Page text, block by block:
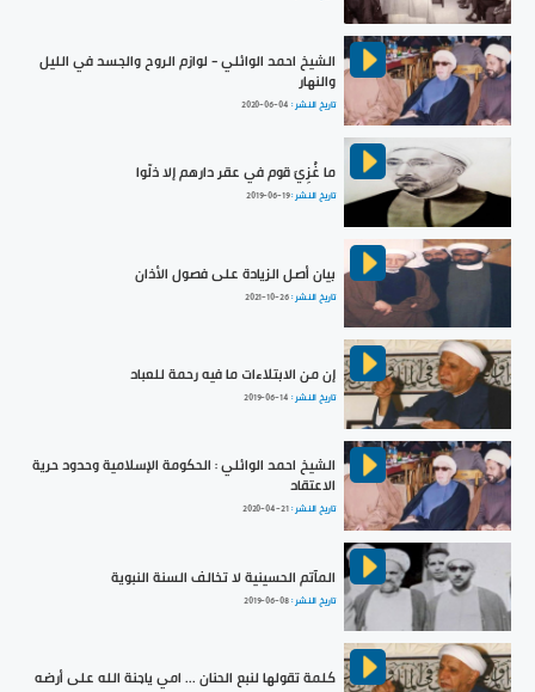
الشيخ احمد الوائلي - لوازم الروح والجسد في الليل
والنهار
تاريخ النشر : 2020-06-04
ما غُزِيَ قوم في عقر دارهم إلا ذلّوا
تاريخ النشر :2019-06-19
بيان أصل الزيادة على فصول الأذان
تاريخ النشر :2021-10-26
إن من الابتلاءات ما فيه رحمة للعباد
تاريخ النشر : 2019-06-14
الشيخ احمد الوائلي : الحكومة الإسلامية وحدود حرية
الاعتقاد
تاريخ النشر :2020-04-21
المآتم الحسينية لا تخالف السنة النبوية
تاريخ النشر :2019-06-08
كلمة تقولها لنبع الحنان ... امي ياجنة الله على أرضه